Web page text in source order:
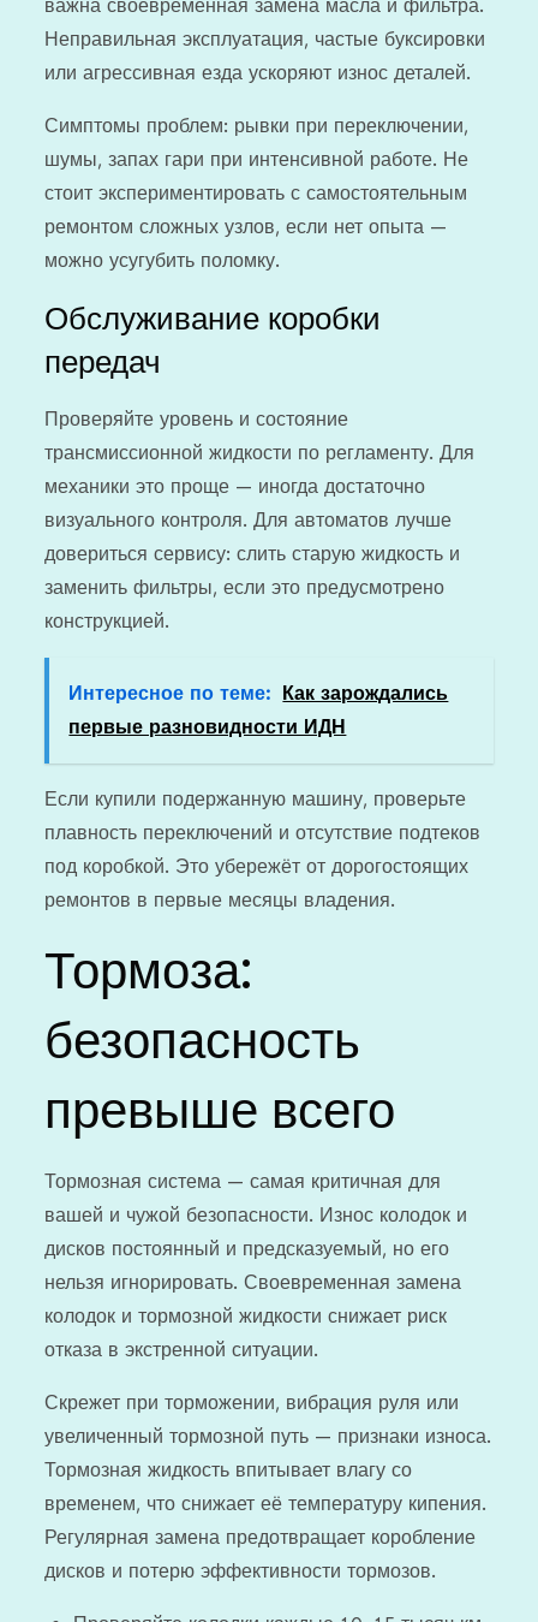
важна своевременная замена масла и фильтра.
Неправильная эксплуатация, частые буксировки
или агрессивная езда ускоряют износ деталей.
Симптомы проблем: рывки при переключении,
шумы, запах гари при интенсивной работе. Не
стоит экспериментировать с самостоятельным
ремонтом сложных узлов, если нет опыта —
можно усугубить поломку.
Обслуживание коробки
передач
Проверяйте уровень и состояние
трансмиссионной жидкости по регламенту. Для
механики это проще — иногда достаточно
визуального контроля. Для автоматов лучше
довериться сервису: слить старую жидкость и
заменить фильтры, если это предусмотрено
конструкцией.
Интересное по теме: Как зарождались
первые разновидности ИДН
Если купили подержанную машину, проверьте
плавность переключений и отсутствие подтеков
под коробкой. Это убережёт от дорогостоящих
ремонтов в первые месяцы владения.
Тормоза:
безопасность
превыше всего
Тормозная система — самая критичная для
вашей и чужой безопасности. Износ колодок и
дисков постоянный и предсказуемый, но его
нельзя игнорировать. Своевременная замена
колодок и тормозной жидкости снижает риск
отказа в экстренной ситуации.
Скрежет при торможении, вибрация руля или
увеличенный тормозной путь — признаки износа.
Тормозная жидкость впитывает влагу со
временем, что снижает её температуру кипения.
Регулярная замена предотвращает коробление
дисков и потерю эффективности тормозов.